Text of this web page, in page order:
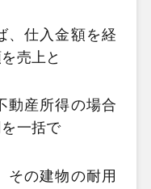
、仕入金額を経
売上と
動産所得の場合
一括で
その建物の耐用